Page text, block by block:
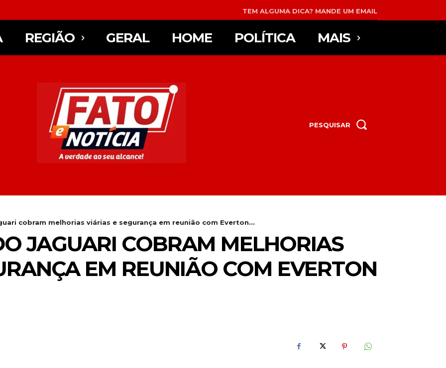
TEM ALGUMA DICA? MANDE UM EMAIL
REGIÃO GERAL HOME POLÍTICA MAIS
PESQUISAR
cobram melhorias viárias e segurança em reunião com Everton...
JAGUARI COBRAM MELHORIAS
EM REUNIÃO COM EVERTON